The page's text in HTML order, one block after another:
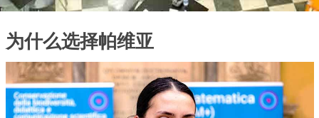
为什么选择帕维亚
Immagine
Immagine